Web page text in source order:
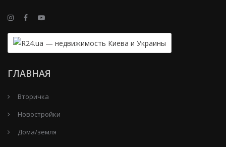
ГЛАВНАЯ
Вторичка
Новостройки
Дома/земля